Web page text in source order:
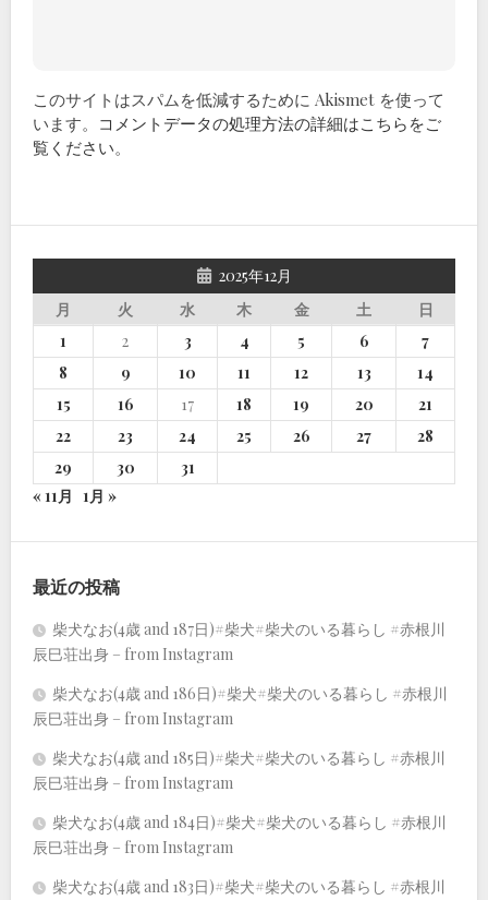
このサイトはスパムを低減するために Akismet を使って
います。 コメントデータの処理方法の詳細はこちらをご
覧ください。
2025年12月
月
火 水 木 金 土
日
1
2 3 4 5 6
7
8
9 10 11 12 13
14
15
16 17 18 19 20
21
22
23 24 25 26 27
28
29
30
31
« 11月 1月 »
最近の投稿
柴犬なお(4歳 and 187日)#柴犬#柴犬のいる暮らし #赤根川
辰巳荘出身 – from Instagram
柴犬なお(4歳 and 186日)#柴犬#柴犬のいる暮らし #赤根川
辰巳荘出身 – from Instagram
柴犬なお(4歳 and 185日)#柴犬#柴犬のいる暮らし #赤根川
辰巳荘出身 – from Instagram
柴犬なお(4歳 and 184日)#柴犬#柴犬のいる暮らし #赤根川
辰巳荘出身 – from Instagram
柴犬なお(4歳 and 183日)#柴犬#柴犬のいる暮らし #赤根川